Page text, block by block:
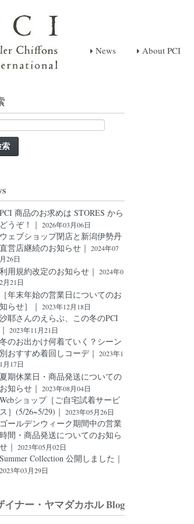
News About PCI
PCI 商品のお求めは STORES から
どうぞ！｜ 2026年03月06日
ウェブショップ閉店と新潟伊勢丹
直営店継続のお知らせ｜ 2024年07
月26日
利用規約改定のお知らせ｜ 2024年0
2月21日
［年末年始の営業日についてのお
知らせ］｜ 2023年12月18日
沙耶さんのえらぶ、この冬のPCI
｜ 2023年11月21日
冬のお出かけ何着ていく？シーン
別おすすめ着回しコーデ｜ 2023年1
1月17日
夏期休業日・商品発送についての
お知らせ｜ 2023年08月04日
Webショップ［ご自宅試着サービ
ス］(5/26~5/29)｜ 2023年05月26日
ゴールデンウィーク期間中の営業
時間・商品発送についてのお知ら
せ｜ 2023年05月02日
Summer Collection 公開しました｜
2023年03月29日
イナー・ヤマダカホル Blog